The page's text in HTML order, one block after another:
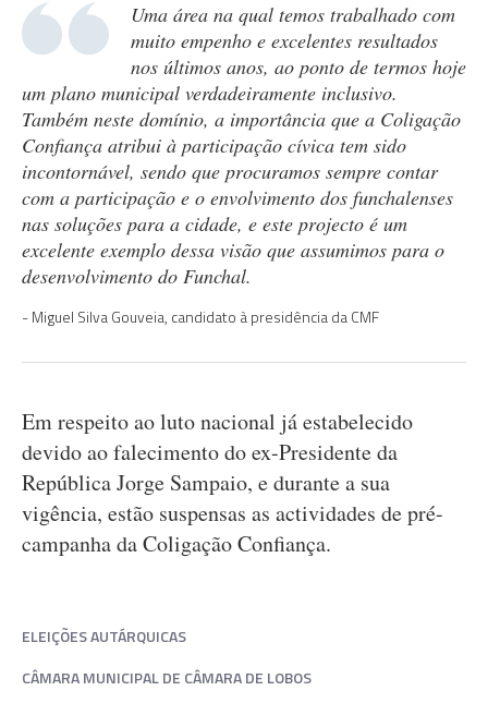
Uma área na qual temos trabalhado com
muito empenho e excelentes resultados
nos últimos anos, ao ponto de termos hoje
um plano municipal verdadeiramente inclusivo.
Também neste domínio, a importância que a Coligação
Confiança atribui à participação cívica tem sido
incontornável, sendo que procuramos sempre contar
com a participação e o envolvimento dos funchalenses
nas soluções para a cidade, e este projecto é um
excelente exemplo dessa visão que assumimos para o
desenvolvimento do Funchal.
Miguel Silva Gouveia, candidato à presidência da CMF
Em respeito ao luto nacional já estabelecido
devido ao falecimento do ex-Presidente da
República Jorge Sampaio, e durante a sua
vigência, estão suspensas as actividades de pré-
campanha da Coligação Confiança.
ELEIÇÕES AUTÁRQUICAS
CÂMARA MUNICIPAL DE CÂMARA DE LOBOS